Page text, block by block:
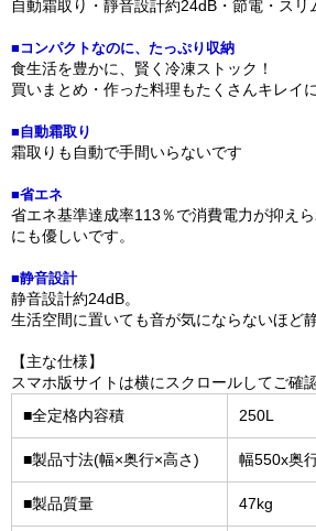
自動霜取り・靜音設計約24dB・節電・スリ
■コンパクトなのに、たっぷり収納
食生活を豊かに、賢く冷凍ストック！
買いまとめ・作った料理もたくさんキレイ
■自動霜取り
霜取りも自動で手間いらないです
■省エネ
省エネ基準達成率113％で消費電力が抑え
にも優しいです。
■静音設計
静音設計約24dB。
生活空間に置いても音が気にならないほど静
【主な仕様】
スマホ版サイトは横にスクロールしてご確
■全定格内容積
250L
■製品寸法(幅×奥行×高さ) 幅550x奥
■製品質量 47kg